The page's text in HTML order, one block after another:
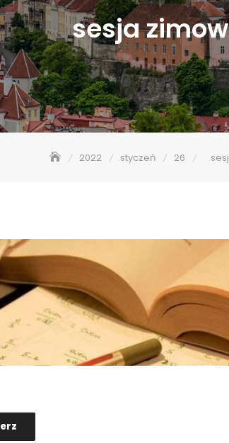
sesja
2022 styczeń 26